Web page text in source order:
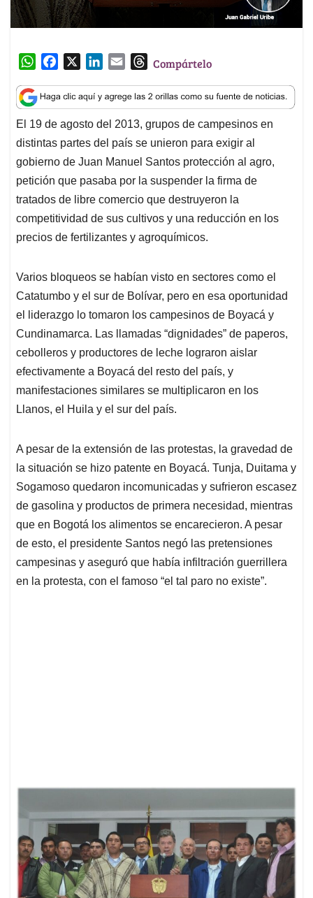
W
a
t
s
A
p
p
c
e
b
o
o
k
n
k
e
d
n
a
i
l
T
r
e
a
d
s
Compártelo
El 19 de agosto del 2013, grupos de campesinos en
distintas partes del país se unieron para exigir al
gobierno de Juan Manuel Santos protección al agro,
petición que pasaba por la suspender la firma de
tratados de libre comercio que destruyeron la
competitividad de sus cultivos y una reducción en los
precios de fertilizantes y agroquímicos.
Varios bloqueos se habían visto en sectores como el
Catatumbo y el sur de Bolívar, pero en esa oportunidad
el liderazgo lo tomaron los campesinos de Boyacá y
Cundinamarca. Las llamadas “dignidades” de paperos,
cebolleros y productores de leche lograron aislar
efectivamente a Boyacá del resto del país, y
manifestaciones similares se multiplicaron en los
Llanos, el Huila y el sur del país.
A pesar de la extensión de las protestas, la gravedad de
la situación se hizo patente en Boyacá. Tunja, Duitama y
Sogamoso quedaron incomunicadas y sufrieron escasez
de gasolina y productos de primera necesidad, mientras
que en Bogotá los alimentos se encarecieron. A pesar
de esto, el presidente Santos negó las pretensiones
campesinas y aseguró que había infiltración guerrillera
en la protesta, con el famoso “el tal paro no existe”.